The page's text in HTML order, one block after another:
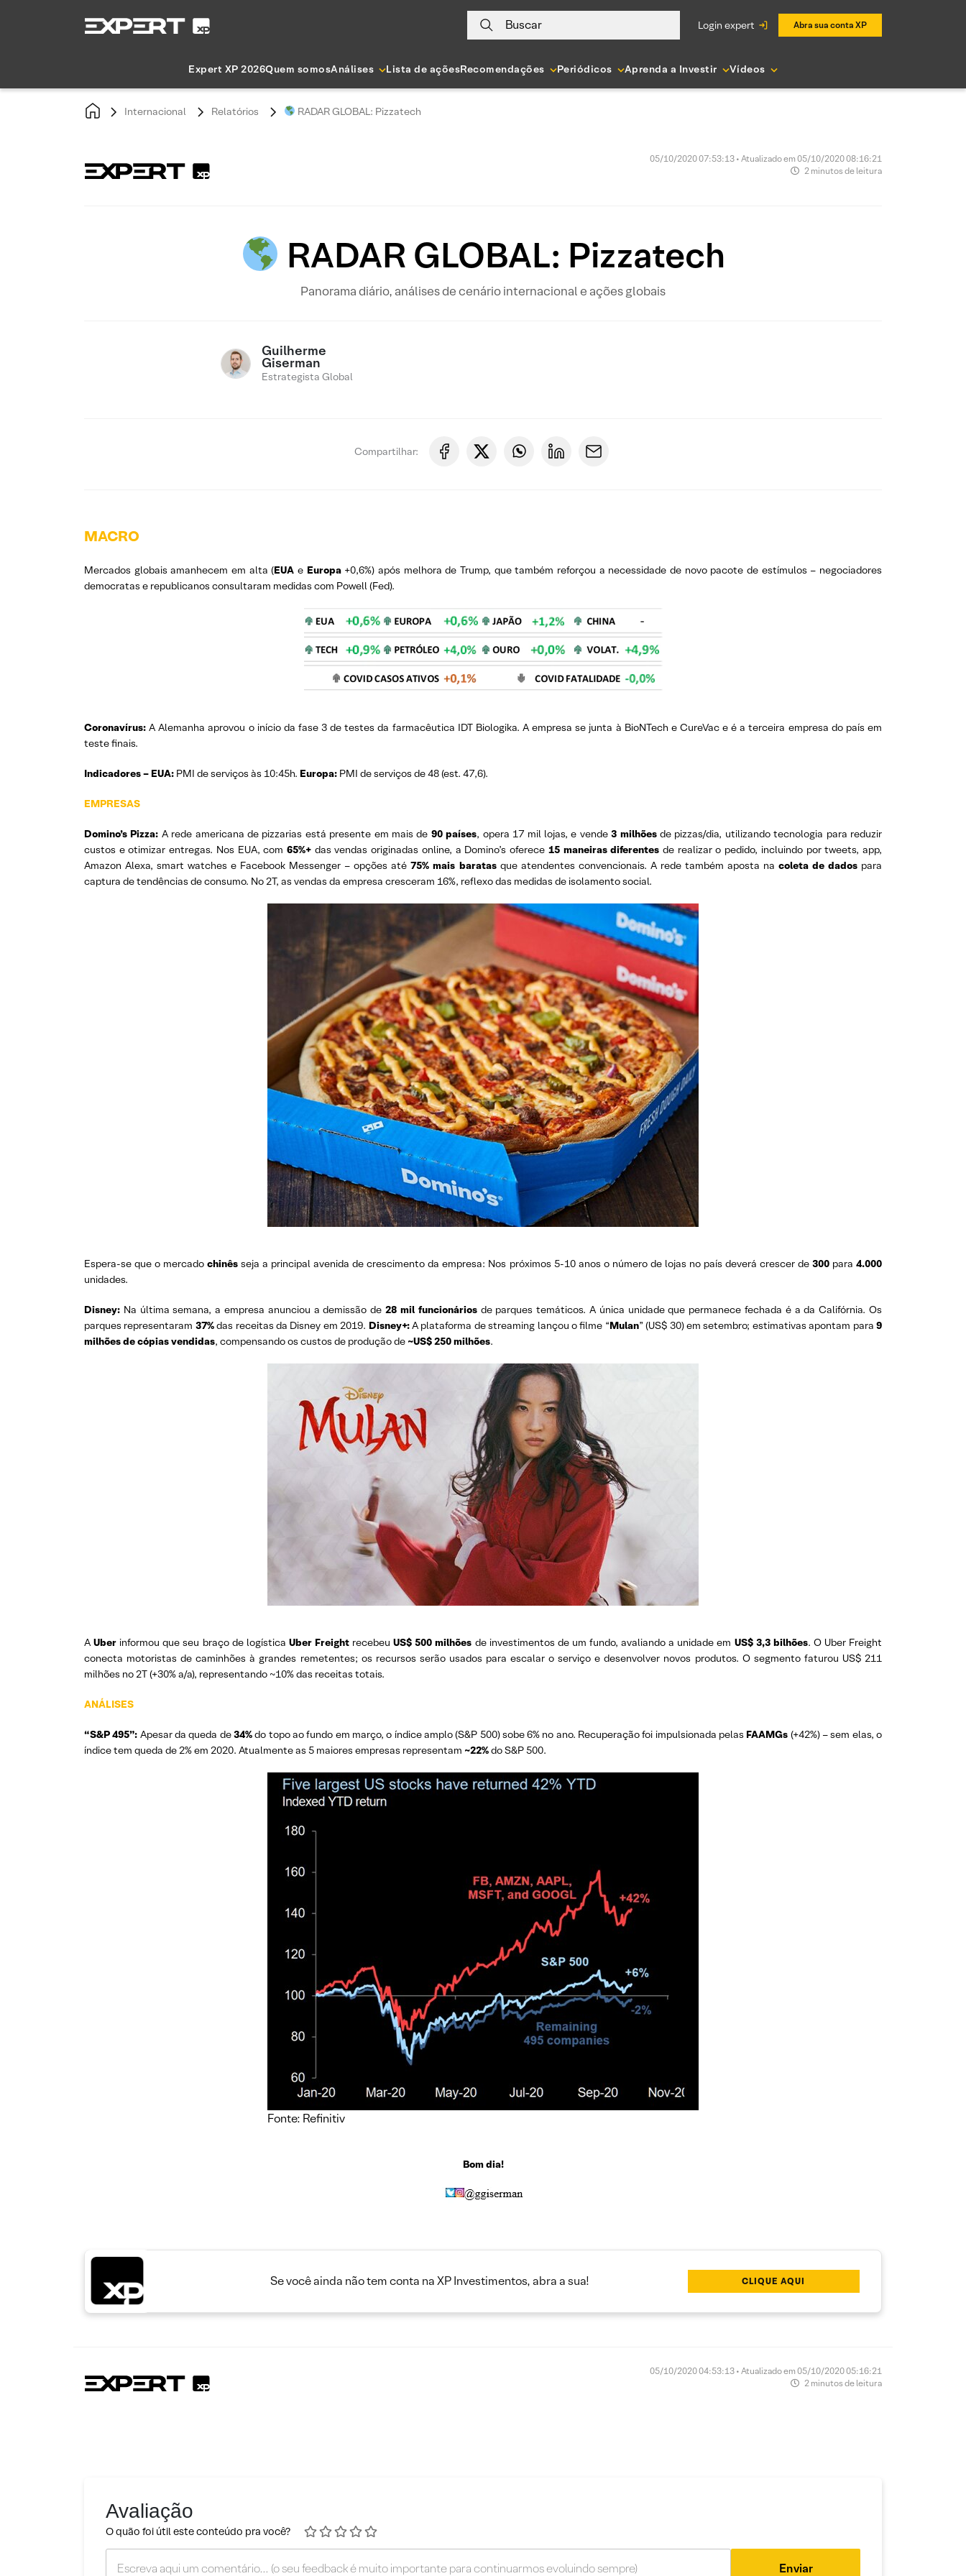
Buscar login expert Abra sua conta XP
Expert XP 2026Quem somosAnálises Lista de açõesRecomendações Periódicos Aprenda a Investir Vídeos
Internacional Relatórios RADAR GLOBAL: Pizzatech
05/10/2020 07:53:13 • Atualizado em 05/10/2020 08:16:21
2 minutos de leitura
RADAR GLOBAL: Pizzatech
Panorama diário, análises de cenário internacional e ações globais
Guilherme
Giserman
Estrategista Global
Compartilhar:
MACRO
Mercados globais amanhecem em alta (EUA e Europa+0,6%) após melhora de Trump, que também reforçou a necessidade de novo pacote de estímulos – negociadores
democratas e republicanos consultaram medidas com Powell (Fed).
Coronavírus:A Alemanha aprovou o início da fase 3 de testes da farmacêutica IDT Biologika. A empresa se junta à BioNTech e CureVac e é a terceira empresa do país em
teste finais.
Indicadores – EUA: PMI de serviços às 10:45h. Europa: PMI de serviços de 48 (est. 47,6).
EMPRESAS
Domino’s Pizza: A rede americana de pizzarias está presente em mais de 90 países, opera 17 mil lojas, e vende3 milhõesde pizzas/dia, utilizando tecnologia para reduzir
custos e otimizar entregas. Nos EUA, com65%+ das vendas originadas online, a Domino’s oferece 15 maneiras diferentes de realizar o pedido, incluindo por tweets, app,
Amazon Alexa, smart watches e Facebook Messenger – opções até75% mais baratasque atendentes convencionais. A rede também aposta na coleta de dadospara
captura de tendências de consumo. No 2T, as vendas da empresa cresceram 16%, reflexo das medidas de isolamento social.
Espera-se que o mercadochinês seja a principal avenida de crescimento da empresa: Nos próximos 5-10 anos o número de lojas no país deverá crescer de 300para4.000
unidades.
Disney: Na última semana, a empresa anunciou a demissão de28 mil funcionáriosde parques temáticos. A única unidade que permanece fechada é a da Califórnia. Os
parques representaram 37%das receitas da Disney em 2019. Disney+:A plataforma de streaming lançou o filme “Mulan” (US$ 30) em setembro; estimativas apontam para9
milhões de cópias vendidas, compensando os custos de produção de ~US$ 250 milhões.
A Uber informou que seu braço de logística Uber Freight recebeuUS$ 500 milhões de investimentos de um fundo, avaliando a unidade em US$ 3,3 bilhões. O Uber Freight
conecta motoristas de caminhões à grandes remetentes; os recursos serão usados para escalar o serviço e desenvolver novos produtos. O segmento faturou US$ 211
milhões no 2T (+30% a/a), representando ~10% das receitas totais.
ANÁLISES
“S&P 495”: Apesar da queda de34%do topo ao fundo em março, o índice amplo (S&P 500) sobe 6% no ano. Recuperação foi impulsionada pelas FAAMGs (+42%) – sem elas, o
índice tem queda de 2% em 2020. Atualmente as 5 maiores empresas representam ~22%do S&P 500.
Fonte: Refinitiv
Bom dia!
Se você ainda não tem conta na XP Investimentos, abra a sua! CLIQUE AQUI
05/10/2020 04:53:13 • Atualizado em 05/10/2020 05:16:21
2 minutos de leitura
Avaliação
O quão foi útil este conteúdo pra você?
Enviar